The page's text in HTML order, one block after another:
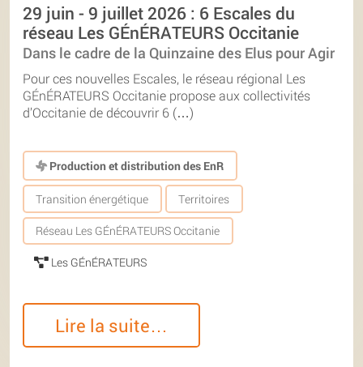
29 juin - 9 juillet 2026 : 6 Escales du
réseau Les GÉnÉRATEURS Occitanie
Dans le cadre de la Quinzaine des Elus pour Agir
Pour ces nouvelles Escales, le réseau régional Les
GÉnÉRATEURS Occitanie propose aux collectivités
d’Occitanie de découvrir 6 (…)
Production et distribution des EnR
Transition énergétique Territoires
Réseau Les GÉnÉRATEURS Occitanie
Les GÉnÉRATEURS
Lire la suite…